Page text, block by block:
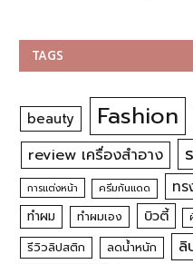
TAGS
beauty Fashion
review เครื่องสำอาง
การแต่งหน้า ครีมกันแดด ท
ทำผม ทำผมเอง บิวตี้
รีวิวลิปสติก ลดน้ำหนัก ลิ